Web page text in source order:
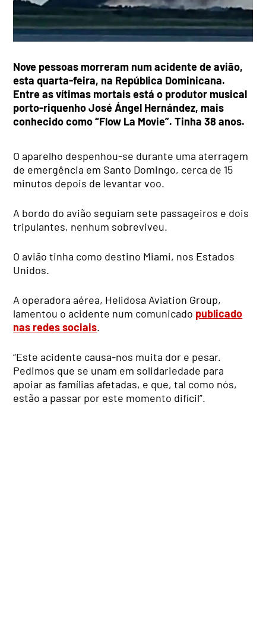
Nove pessoas morreram num acidente de avião,
esta quarta-feira, na República Dominicana.
Entre as vítimas mortais está o produtor musical
porto-riquenho José Ángel Hernández, mais
conhecido como “Flow La Movie”. Tinha 38 anos.
O aparelho despenhou-se durante uma aterragem
de emergência em Santo Domingo, cerca de 15
minutos depois de levantar voo.
A bordo do avião seguiam sete passageiros e dois
tripulantes, nenhum sobreviveu.
O avião tinha como destino Miami, nos Estados
Unidos.
A operadora aérea, Helidosa Aviation Group,
lamentou o acidente num comunicado publicado
nas redes sociais.
“Este acidente causa-nos muita dor e pesar.
Pedimos que se unam em solidariedade para
apoiar as famílias afetadas, e que, tal como nós,
estão a passar por este momento difícil”.